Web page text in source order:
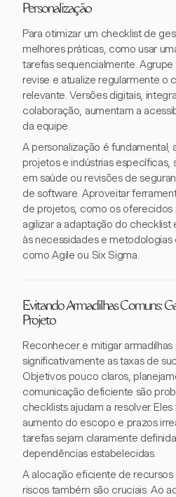
Personalização
Para otimizar um checklist de
melhores práticas, como usar
tarefas sequencialmente.
revise e atualize regularmente o
relevante. Versões digitais,
colaboração, aumentam a
da equipe.
A personalização é fundamental;
projetos e indústrias específicas,
em saúde ou revisões de
de software. Aproveitar
de projetos, como os oferecidos
agilizar a adaptação do checklist
às necessidades e
como Agile ou Six Sigma.
Evitando Armadilhas Comuns:
Projeto
Reconhecer e mitigar
significativamente as taxas de
Objetivos pouco claros,
comunicação deficiente são
checklists ajudam a resolver.
aumento do escopo e prazos
tarefas sejam claramente
dependências estabelecidas.
A alocação eficiente de
riscos também são cruciais. Ao